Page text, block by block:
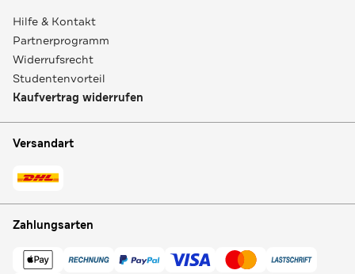
Hilfe & Kontakt
Partnerprogramm
Widerrufsrecht
Studentenvorteil
Kaufvertrag widerrufen
Versandart
Zahlungsarten